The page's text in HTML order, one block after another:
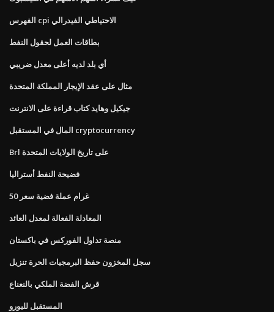
الفهرس cpi الاحتياطي الفيدرالي
بطاقات العمل لحقول النفط
أي بلد لديه أعلى معدل ضريبي
مثال على عقد الإيجار المملكة المتحدة
جيكيل وهايد كتاب قراءة على الانترنت
المال في المستقبل cryptocurrency
Brl على تاريخ الولايات المتحدة
فضيحة النفط أستراليا
50 غرام عملة فضية سعر
المعادلة الفعالة لمعدل العائد
منصة تداول الفوركس في باكستان
سجل المخزون حفظ البرمجيات الحرة تنزيل
قرش الفضة الملكي بالنعناع
المستقبل لليورو